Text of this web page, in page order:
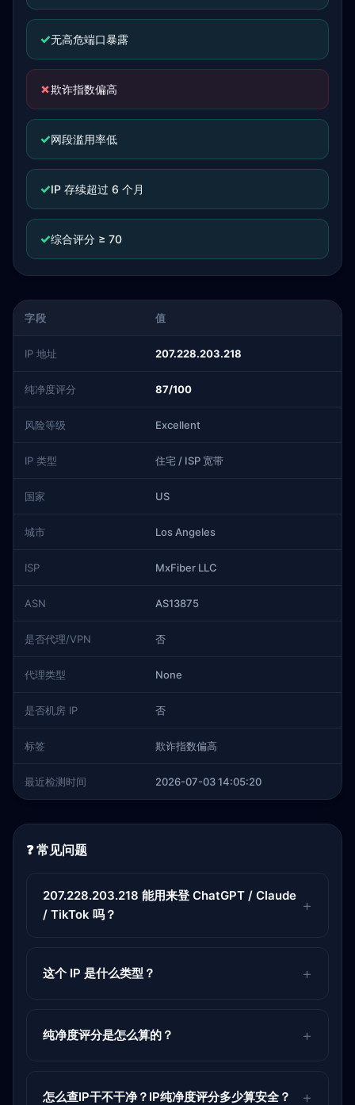
✓无高危端口暴露
✗欺诈指数偏高
✓网段滥用率低
✓IP 存续超过 6 个月
✓综合评分 ≥ 70
字段 值
IP 地址 207.228.203.218
纯净度评分 87/100
风险等级 Excellent
IP 类型 住宅 / ISP 宽带
国家 US
城市 Los Angeles
ISP MxFiber LLC
ASN AS13875
是否代理/VPN 否
代理类型 None
是否机房 IP 否
标签 欺诈指数偏高
最近检测时间 2026-07-03 14:05:20
❓ 常见问题
207.228.203.218 能用来登 ChatGPT / Claude
/ TikTok 吗？
这个 IP 是什么类型？
纯净度评分是怎么算的？
怎么查IP干不干净？IP纯净度评分多少算安全？